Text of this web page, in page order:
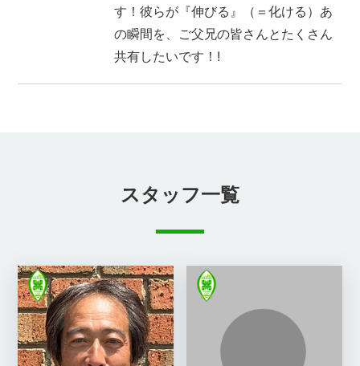
す！彼らが『伸びる』（＝化ける）あ
の瞬間を、ご父兄の皆さんとたくさん
共有したいです！!
スタッフ一覧